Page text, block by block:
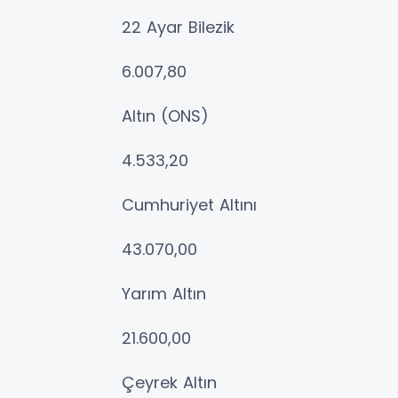
22 Ayar Bilezik
6.007,80
Altın (ONS)
4.533,20
Cumhuriyet Altını
43.070,00
Yarım Altın
21.600,00
Çeyrek Altın